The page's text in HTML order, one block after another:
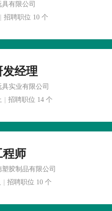
有限公司
招聘职位 10 个
经理
实业有限公司
招聘职位 14 个
程师
胶制品有限公司
招聘职位 10 个